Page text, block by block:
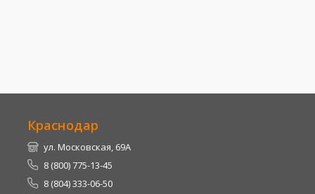
Краснодар
ул. Московская, 69А
8 (800) 775-13-45
8 (804) 333-06-50